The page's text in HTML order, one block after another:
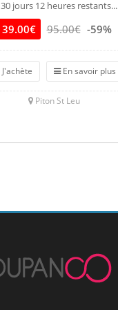
30 jours 12 heures restants...
39.00€ 95.00€ -59%
J'achète En savoir plus
Piton St Leu